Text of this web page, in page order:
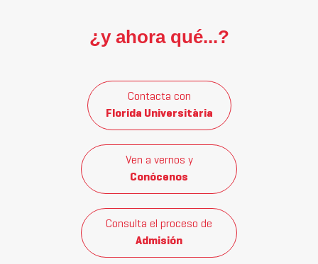
¿y ahora qué...?
Contacta con
Florida Universitària
Ven a vernos y
Conócenos
Consulta el proceso de
Admisión